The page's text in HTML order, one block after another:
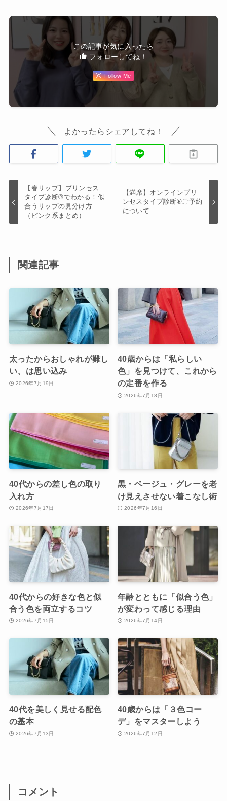
この記事が気に入ったら
フォローしてね！
Follow Me
よかったらシェアしてね！
【春リップ】プリンセス
タイプ診断®︎でわかる！似
合うリップの見分け方
（ピンク系まとめ）
【満席】オンラインプリ
ンセスタイプ診断®︎ご予約
について
関連記事
太ったからおしゃれが難し
い、は思い込み
2026年7月19日
40歳からは「私らしい
色」を見つけて、これから
の定番を作る
2026年7月18日
40代からの差し色の取り
入れ方
2026年7月17日
黒・ベージュ・グレーを老
け見えさせない着こなし術
2026年7月16日
40代からの好きな色と似
合う色を両立するコツ
2026年7月15日
年齢とともに「似合う色」
が変わって感じる理由
2026年7月14日
40代を美しく見せる配色
の基本
2026年7月13日
40歳からは「３色コー
デ」をマスターしよう
2026年7月12日
コメント